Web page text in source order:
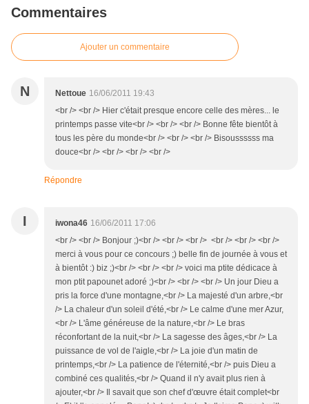
Commentaires
Ajouter un commentaire
N Nettoue 16/06/2011 19:43
<br /> <br /> Hier c'était presque encore celle des mères... le
printemps passe vite<br /> <br /> <br /> Bonne fête bientôt à
tous les père du monde<br /> <br /> <br /> Bisoussssss ma
douce<br /> <br /> <br /> <br />
Répondre
I iwona46 16/06/2011 17:06
<br /> <br /> Bonjour ;)<br /> <br /> <br /> <br /> <br /> <br />
merci à vous pour ce concours ;) belle fin de journée à vous et
à bientôt :) biz ;)<br /> <br /> <br /> voici ma ptite dédicace à
mon ptit papounet adoré ;)<br /> <br /> <br /> Un jour Dieu a
pris la force d'une montagne,<br /> La majesté d'un arbre,<br
/> La chaleur d'un soleil d'été,<br /> Le calme d'une mer Azur,
<br /> L'âme généreuse de la nature,<br /> Le bras
réconfortant de la nuit,<br /> La sagesse des âges,<br /> La
puissance de vol de l'aigle,<br /> La joie d'un matin de
printemps,<br /> La patience de l'éternité,<br /> puis Dieu a
combiné ces qualités,<br /> Quand il n'y avait plus rien à
ajouter,<br /> Il savait que son chef d'œuvre était complet<br